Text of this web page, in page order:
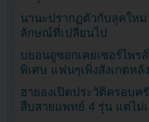
นานะปรากฏตัวกับลุคให
ลักษณ์ที่เปลี่ยนไป
บยอนอูซอกเคยเซอร์ไพร
พิเศษ แฟนๆเพิ่งสังเกตหลั
ฮายองเปิดประวัติครอบค
สืบสายแพทย์ 4 รุ่น แต่ไม่